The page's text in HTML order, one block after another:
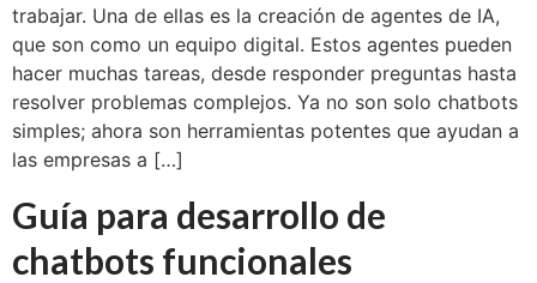
trabajar. Una de ellas es la creación de agentes de IA,
que son como un equipo digital. Estos agentes pueden
hacer muchas tareas, desde responder preguntas hasta
resolver problemas complejos. Ya no son solo chatbots
simples; ahora son herramientas potentes que ayudan a
las empresas a […]
Guía para desarrollo de
chatbots funcionales